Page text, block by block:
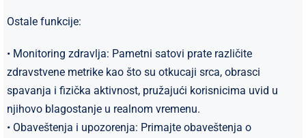
Ostale funkcije:
• Monitoring zdravlja: ​​Pametni satovi prate različite
zdravstvene metrike kao što su otkucaji srca, obrasci
spavanja i fizička aktivnost, pružajući korisnicima uvid u
njihovo blagostanje u realnom vremenu.
• Obaveštenja i upozorenja: Primajte obaveštenja o